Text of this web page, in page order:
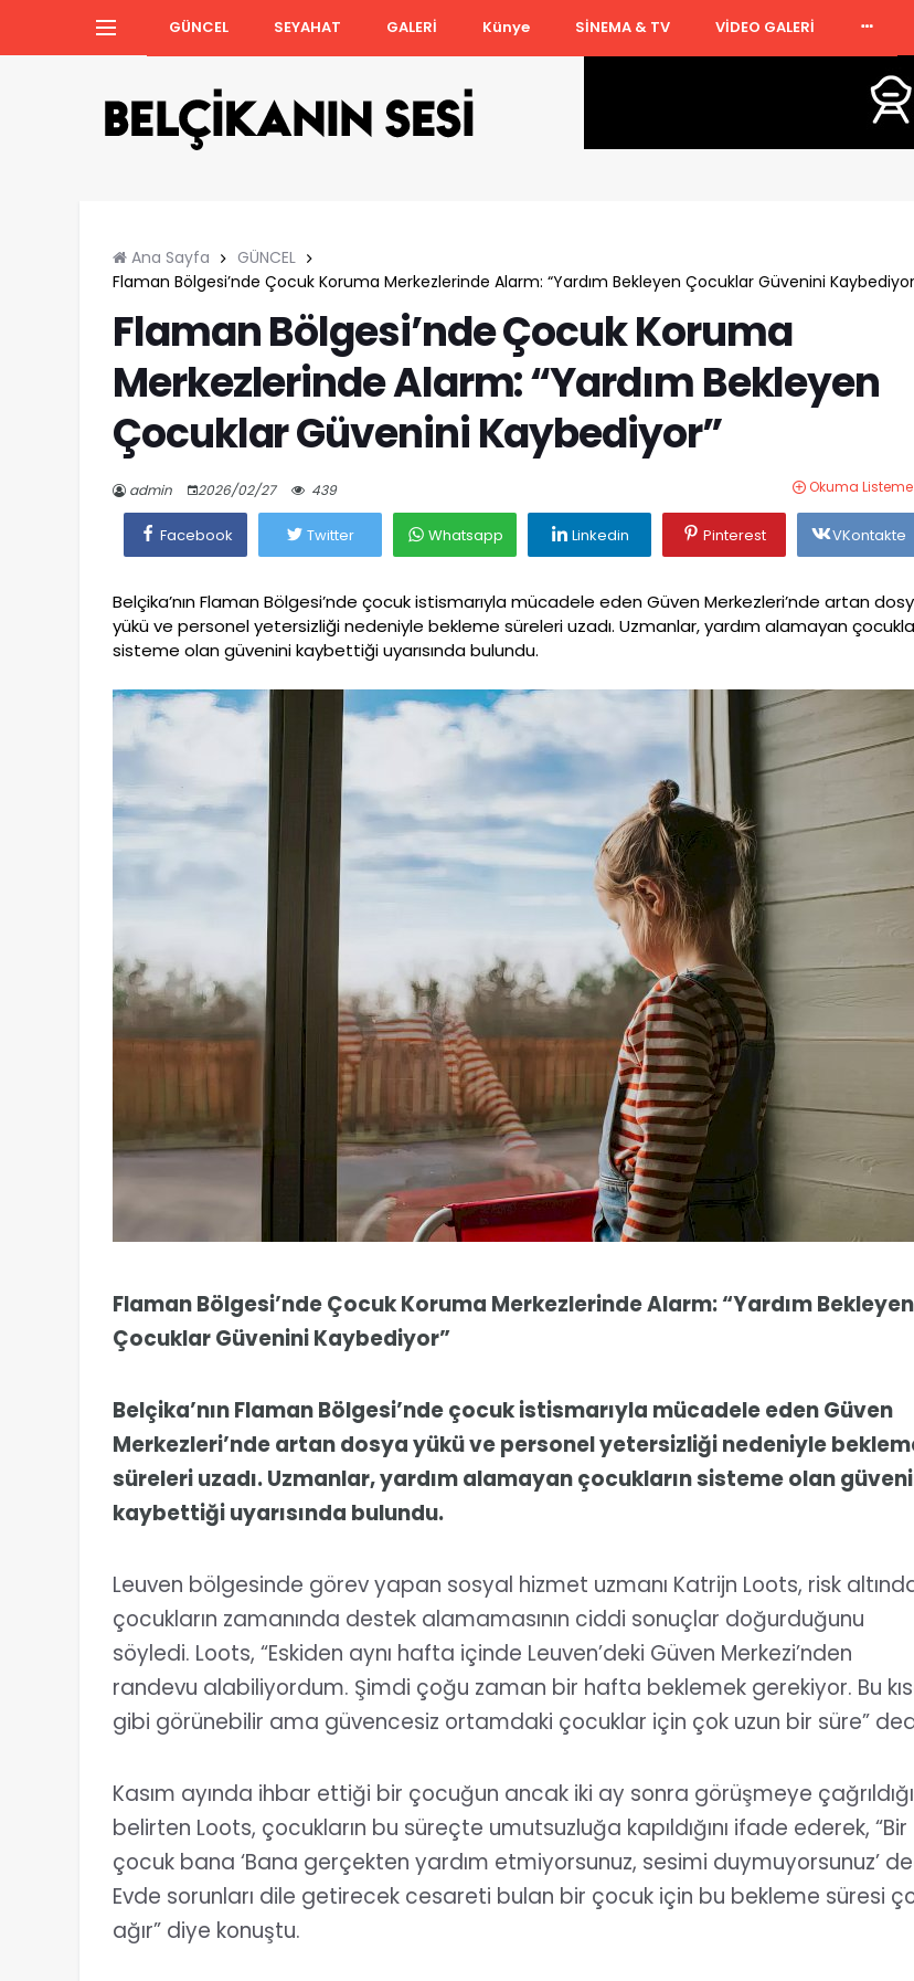
GÜNCEL SEYAHAT GALERİ Künye SİNEMA & TV VİDEO GALERİ
Ana Sayfa
GÜNCEL
Flaman Bölgesi’nde Çocuk Koruma Merkezlerinde Alarm: “Yardım Bekleyen Çocuklar Güvenini
Flaman Bölgesi’nde Çocuk Koruma
Merkezlerinde Alarm: “Yardım Bekleyen
Çocuklar Güvenini Kaybediyor”
admin 2026/02/27 439 Okuma Listeme
Facebook Twitter Whatsapp Linkedin Pinterest VKontakte
Belçika’nın Flaman Bölgesi’nde çocuk istismarıyla mücadele eden Güven Merkezleri’nde artan
yükü ve personel yetersizliği nedeniyle bekleme süreleri uzadı. Uzmanlar, yardım alamayan
sisteme olan güvenini kaybettiği uyarısında bulundu.
Flaman Bölgesi’nde Çocuk Koruma Merkezlerinde Alarm: “Yardım Bekleyen
Çocuklar Güvenini Kaybediyor”
Belçika’nın Flaman Bölgesi’nde çocuk istismarıyla mücadele eden Güven
Merkezleri’nde artan dosya yükü ve personel yetersizliği nedeniyle
süreleri uzadı. Uzmanlar, yardım alamayan çocukların sisteme olan
kaybettiği uyarısında bulundu.
Leuven bölgesinde görev yapan sosyal hizmet uzmanı Katrijn Loots, risk
çocukların zamanında destek alamamasının ciddi sonuçlar doğurduğunu
söyledi. Loots, “Eskiden aynı hafta içinde Leuven’deki Güven Merkezi’nden
randevu alabiliyordum. Şimdi çoğu zaman bir hafta beklemek gerekiyor. Bu
gibi görünebilir ama güvencesiz ortamdaki çocuklar için çok uzun bir süre”
Kasım ayında ihbar ettiği bir çocuğun ancak iki ay sonra görüşmeye
belirten Loots, çocukların bu süreçte umutsuzluğa kapıldığını ifade ederek, “Bir
çocuk bana ‘Bana gerçekten yardım etmiyorsunuz, sesimi duymuyorsunuz’
Evde sorunları dile getirecek cesareti bulan bir çocuk için bu bekleme süresi
ağır” diye konuştu.